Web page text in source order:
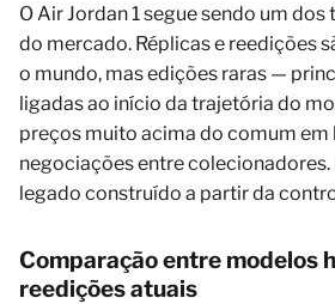
O Air Jordan 1 segue sendo um
do mercado. Réplicas e reedições
o mundo, mas edições raras —
ligadas ao início da trajetória do
preços muito acima do comum em
negociações entre colecionadores.
legado construído a partir da
Comparação entre modelos
reedições atuais